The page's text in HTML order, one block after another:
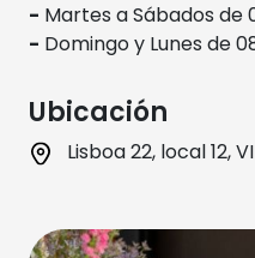
- Martes a Sábados de
- Domingo y Lunes de
Ubicación
Lisboa 22, local 12,